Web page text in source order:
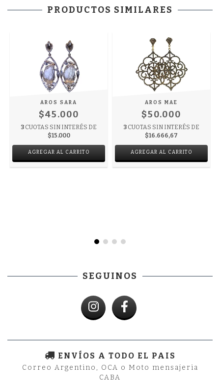
PRODUCTOS SIMILARES
AROS SARA
$45.000
3 CUOTAS SIN INTERÉS DE
$15.000
AGREGAR AL CARRITO
AROS MAE
$50.000
3 CUOTAS SIN INTERÉS DE
$16.666,67
AGREGAR AL CARRITO
SEGUINOS
ENVÍOS A TODO EL PAIS
Correo Argentino, OCA o Moto mensajeria
CABA